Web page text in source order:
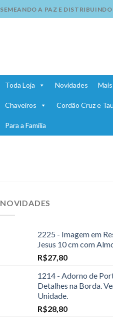
SEMEANDO A PAZ E DISTRIBUINDO
Toda Loja Novidades
Chaveiros Cordão Cruz e Tau
Para a Família
NOVIDADES
2225 - Imagem em
Jesus 10 cm com
R$27,80
1214 - Adorno de
Detalhes na Borda.
Unidade.
R$28,80